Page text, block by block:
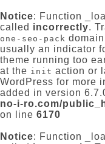
Notice: Function
called incorrectly.
one-seo-pack
usually an indicator
theme running too
at the init action or
WordPress for more
added in version
no-i-ro.com/
on line 6170
Notice: Function